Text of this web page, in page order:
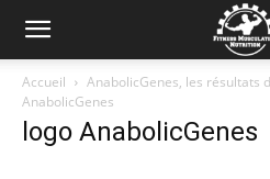
Accueil AnabolicGenes, les résultats
AnabolicGenes
logo AnabolicGenes